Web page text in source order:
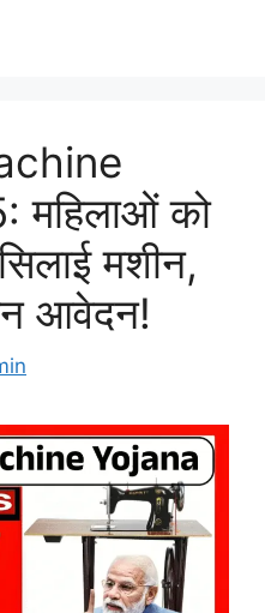
महिलाओं को
मशीन,
आवेदन!